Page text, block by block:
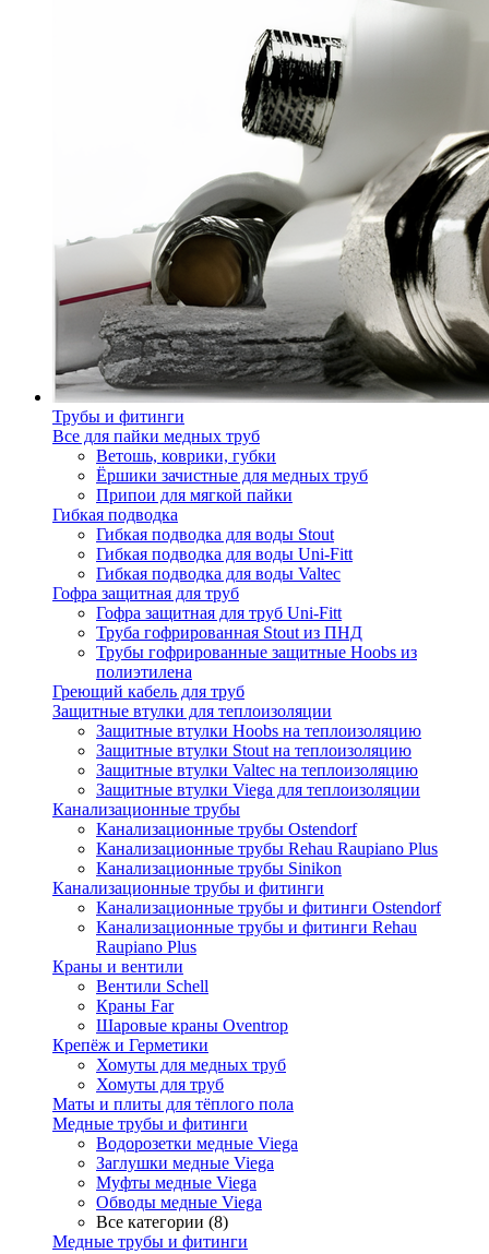
Трубы и фитинги
Все для пайки медных труб
Ветошь, коврики, губки
Ёршики зачистные для медных труб
Припои для мягкой пайки
Гибкая подводка
Гибкая подводка для воды Stout
Гибкая подводка для воды Uni-Fitt
Гибкая подводка для воды Valtec
Гофра защитная для труб
Гофра защитная для труб Uni-Fitt
Труба гофрированная Stout из ПНД
Трубы гофрированные защитные Hoobs из
полиэтилена
Греющий кабель для труб
Защитные втулки для теплоизоляции
Защитные втулки Hoobs на теплоизоляцию
Защитные втулки Stout на теплоизоляцию
Защитные втулки Valtec на теплоизоляцию
Защитные втулки Viega для теплоизоляции
Канализационные трубы
Канализационные трубы Ostendorf
Канализационные трубы Rehau Raupiano Plus
Канализационные трубы Sinikon
Канализационные трубы и фитинги
Канализационные трубы и фитинги Ostendorf
Канализационные трубы и фитинги Rehau
Raupiano Plus
Краны и вентили
Вентили Schell
Краны Far
Шаровые краны Oventrop
Крепёж и Герметики
Хомуты для медных труб
Хомуты для труб
Маты и плиты для тёплого пола
Медные трубы и фитинги
Водорозетки медные Viega
Заглушки медные Viega
Муфты медные Viega
Обводы медные Viega
Все категории (8)
Медные трубы и фитинги